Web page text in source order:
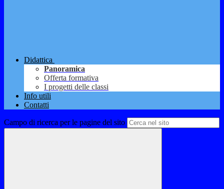
Didattica
Panoramica
Offerta formativa
I progetti delle classi
Info utili
Contatti
Campo di ricerca per le pagine del sito